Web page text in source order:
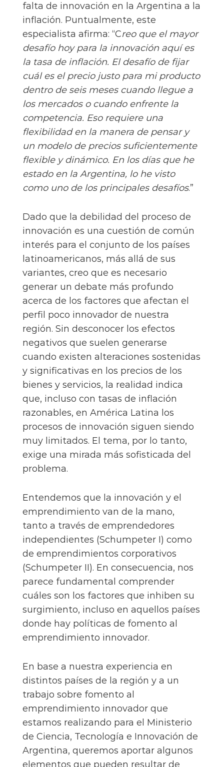
falta de innovación en la Argentina a la
inflación. Puntualmente, este
especialista afirma: “Creo que el mayor
desafío hoy para la innovación aquí es
la tasa de inflación. El desafío de fijar
cuál es el precio justo para mi producto
dentro de seis meses cuando llegue a
los mercados o cuando enfrente la
competencia. Eso requiere una
flexibilidad en la manera de pensar y
un modelo de precios suficientemente
flexible y dinámico. En los días que he
estado en la Argentina, lo he visto
como uno de los principales desafíos.”
Dado que la debilidad del proceso de
innovación es una cuestión de común
interés para el conjunto de los países
latinoamericanos, más allá de sus
variantes, creo que es necesario
generar un debate más profundo
acerca de los factores que afectan el
perfil poco innovador de nuestra
región. Sin desconocer los efectos
negativos que suelen generarse
cuando existen alteraciones sostenidas
y significativas en los precios de los
bienes y servicios, la realidad indica
que, incluso con tasas de inflación
razonables, en América Latina los
procesos de innovación siguen siendo
muy limitados. El tema, por lo tanto,
exige una mirada más sofisticada del
problema.
Entendemos que la innovación y el
emprendimiento van de la mano,
tanto a través de emprendedores
independientes (Schumpeter I) como
de emprendimientos corporativos
(Schumpeter II). En consecuencia, nos
parece fundamental comprender
cuáles son los factores que inhiben su
surgimiento, incluso en aquellos países
donde hay políticas de fomento al
emprendimiento innovador.
En base a nuestra experiencia en
distintos países de la región y a un
trabajo sobre fomento al
emprendimiento innovador que
estamos realizando para el Ministerio
de Ciencia, Tecnología e Innovación de
Argentina, queremos aportar algunos
elementos que pueden resultar de